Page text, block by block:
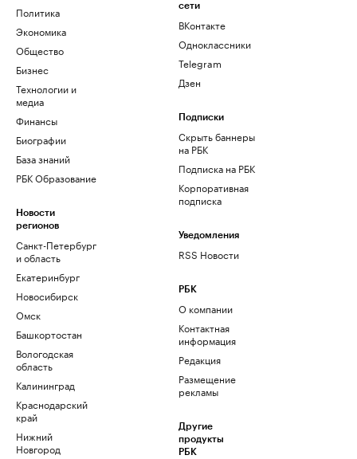
Политика
Экономика
Общество
Бизнес
Технологии и
медиа
Финансы
Биографии
База знаний
РБК Образование
Новости
регионов
Санкт-Петербург
и область
Екатеринбург
Новосибирск
Омск
Башкортостан
Вологодская
область
Калининград
Краснодарский
край
Нижний
Новгород
сети
ВКонтакте
Одноклассники
Telegram
Дзен
Подписки
Скрыть баннеры
на РБК
Подписка на РБК
Корпоративная
подписка
Уведомления
RSS Новости
РБК
О компании
Контактная
информация
Редакция
Размещение
рекламы
Другие
продукты
РБК